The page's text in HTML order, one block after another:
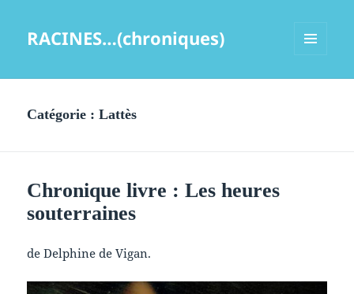
RACINES…(chroniques)
Catégorie :Lattès
Chronique livre : Les heures
souterraines
de Delphine de Vigan.